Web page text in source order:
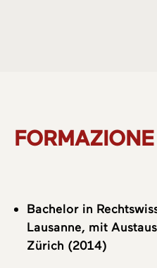
FORMAZIONE
Bachelor in
Lausanne, mit
Zürich (2014)